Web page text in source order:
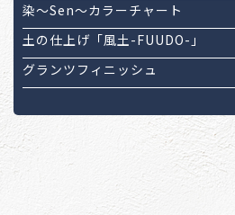
染～Sen～カラーチャート
土の仕上げ「風土-FUUDO-」
グランツフィニッシュ